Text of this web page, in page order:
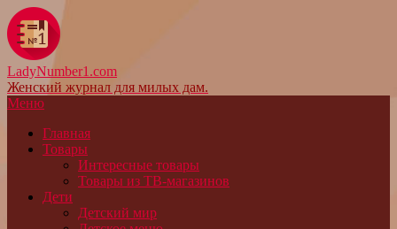
LadyNumber1.com
Женский журнал для милых дам.
Меню
Главная
Товары
Интересные товары
Товары из ТВ-магазинов
Дети
Детский мир